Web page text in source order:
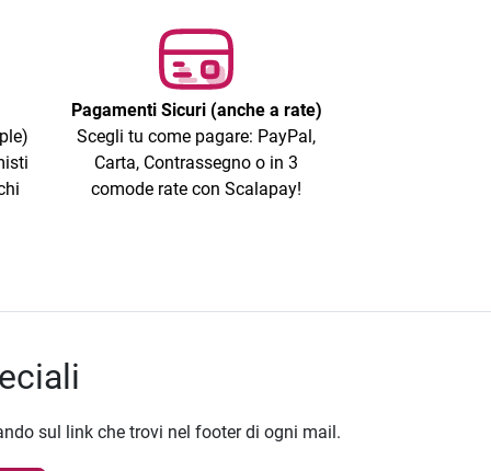
Pagamenti Sicuri (anche a rate)
Scegli tu come pagare: PayPal,
Carta, Contrassegno o in 3
comode rate con Scalapay!
sul link che trovi nel footer di ogni mail.